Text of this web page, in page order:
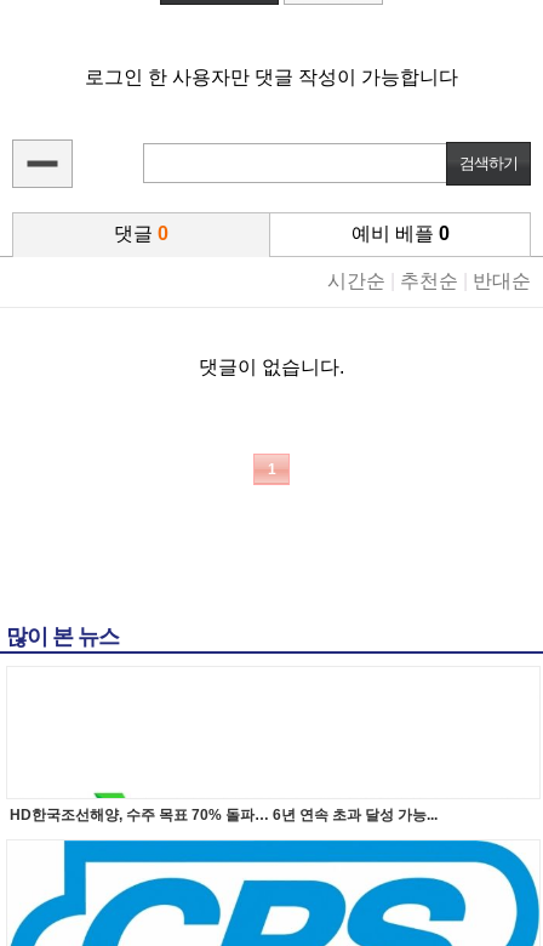
로그인 한 사용자만 댓글 작성이 가능합니다
댓글 0 예비 베플 0
시간순 추천순 반대순
댓글이 없습니다.
1
많이 본 뉴스
HD한국조선해양, 수주 목표 70% 돌파… 6년 연속 초과 달성 가능...